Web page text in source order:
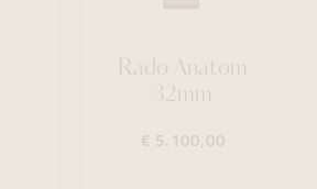
Rado Anatom
32mm
€ 5.100,00